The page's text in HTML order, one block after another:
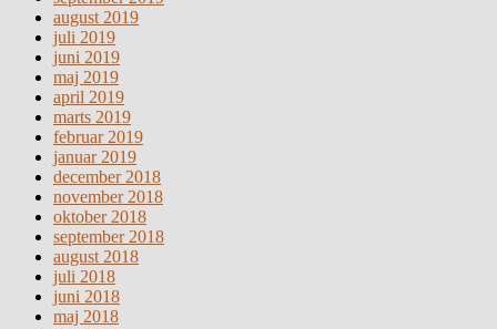
august 2019
juli 2019
juni 2019
maj 2019
april 2019
marts 2019
februar 2019
januar 2019
december 2018
november 2018
oktober 2018
september 2018
august 2018
juli 2018
juni 2018
maj 2018